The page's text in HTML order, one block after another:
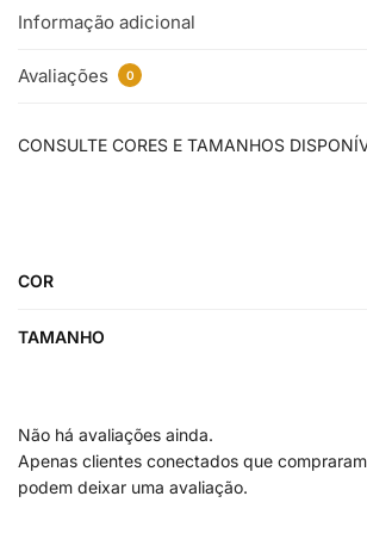
Informação adicional
Avaliações 0
CONSULTE CORES E TAMANHOS
COR
TAMANHO
Não há avaliações ainda.
Apenas clientes conectados que
podem deixar uma avaliação.